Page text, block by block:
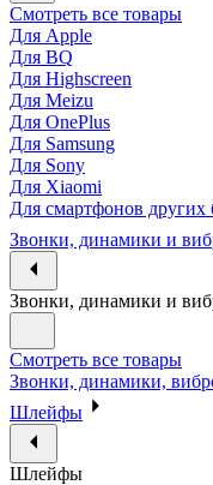
Смотреть все товары
Для Apple
Для BQ
Для Highscreen
Для Meizu
Для OnePlus
Для Samsung
Для Sony
Для Xiaomi
Для смартфонов других
Звонки, динамики и
Звонки, динамики и
Смотреть все товары
Звонки, динамики,
Шлейфы
Шлейфы